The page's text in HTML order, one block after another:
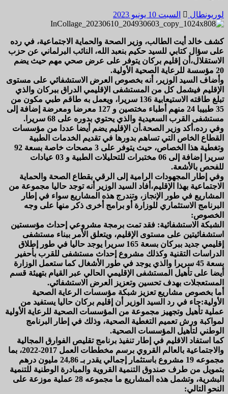
لوريونطال السبت 10 يونيو 2023
كشف خالد أيت الطالب، وزير الصحة والحماية الاجتماعية، في رده
على سؤال كتابي للسيد حكيم بنعبد الله، النائب البرلماني عن حزب
الاستقلال،أن إقليم بركان يتوفر على عرض صحي مهم حيث يضم
20 مؤسسة للرعاية الصحية الأولية.
وأضاف السيد الوزير، أنه بخصوص العرض الاستشفائي على مستوى
الإقليم فيشمل كل من المستشفى الإقليمي الدراق ببركان والذي
تبلغ طاقته الاستيعابية 136 سريرا، ويعمل به طاقم طبي مكون من
35 طبيبا 24 منهم أطباء مختصين و 127 معرضا ومعرضة إضافة إلى
مستشفى القرب السعيدية والذي يحتوي بدوره على 68 سريرا.
وفي رده،أكد وزير الصحة.أن الإقليم يضم أيضا عددا من مؤسسات
القطاع الخاص التي تساهم بدورها في تقديم الخدمات الطبية
وتغطية هذا الخصاص، حيث يتوفر على 3 مصحات خاصة بسعة 92
سريرا إضافة إلى 06 مختبرات للتحليلات الطبية و 03 عيادات
للفحص بالأشعة.
وفي إطار المجهودات الرامية إلى الرقي بقطاع الصحة والحماية
الاجتماعية بهذا الإقليم،أفاد السيد الوزير أنه توجد حاليا مجموعة من
المشاريع في طور الإنجاز، وتندرج هذه المشاريع سواء في إطار
البرنامج الاستثماري للوزارة أو برامج أخرى ذكر منها على وجه
الخصوص:
الشبكة الاستشفائية: فقد تمت برمجة مشروعي إحداث مؤسستين
استشفائيتين على مستوى الإقليم، ويتعلق الأمر ببناء مستشفى
إقليمي جديد ببركان بسعة 165 سريرا يوجد حاليا في طور إطلاق
الدراسات التقنية وكذلك مشروع إحداث مستشفى للقرب بأحفير
بسعة 45 سريرا والذي يوجد في طور الأشغال كما ستعمل الوزارة
أيضا على تأهيل المستشفى الإقليمي الحالي عبر القيام بتهيئة قسم
المستعجلات بهدف تحسين وتعزيز العرض الاستشفائي.
أما بخصوص مشاريع تعزيز شبكة مؤسسات الرعاية الصحية
الأولية:جاء في رد السيد الوزير أن إقليم بركان حاليا يستفيد من
عملية تأهيل وتجهيز مجموعة من المؤسسات الصحية للرعاية الأولية
لمواكبة ورش تعميم التغطية الصحية، وذلك في إطار البرنامج
الوطني لتأهيل المؤسسات الصحية.
كما استفاد الاقليم في إطار تنفيذ برنامج تقليص الفوارق المجالية
والاجتماعية بالعالم القروي برسم مخططات العمل 2017-2022، بما
مجموعه 19 مشروع باستثمار إجمالي يقدر بـ 24,86 مليون درهم
بتمويل من طرف صندوق التنمية القروية والمبادرة الوطنية للتنمية
البشرية، وتشمل هذه المشاريع ما مجموعه 28 عملية موزعة على
النحو التالي: